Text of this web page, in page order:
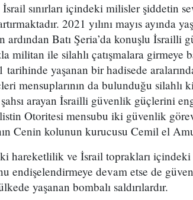
İsrail sınırları içindeki milisler şiddetin
2021 yılını mayıs ayında
ardından Batı Şeria’da konuşlu
militan ile silahlı çatışmalara girmeye
tarihinde yaşanan bir hadisede
mensuplarının da bulunduğu silahlı
arayan İsrailli güvenlik güçlerini
Otoritesi mensubu iki güvenlik
Cenin kolunun kurucusu Cemil el
hareketlilik ve İsrail toprakları içindeki
endişelendirmeye devam etse de
yaşanan bombalı saldırılardır.